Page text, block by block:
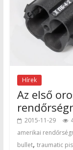
Hírek
Az első
2015-11-29
amerikai
bullet, traumatic